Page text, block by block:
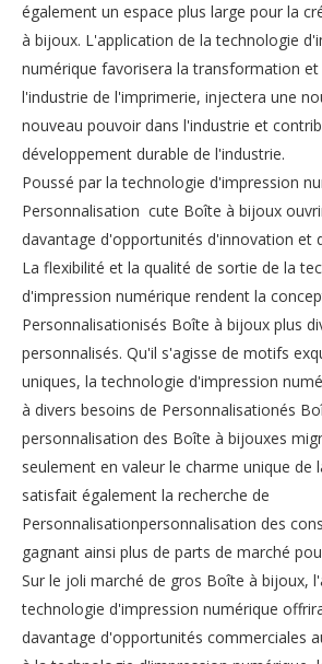
également un espace plus large pour la
à bijoux. L'application de la technologie
numérique favorisera la transformation
l'industrie de l'imprimerie, injectera une
nouveau pouvoir dans l'industrie et
développement durable de l'industrie.
Poussé par la technologie d'impression
Personnalisation cute Boîte à bijoux
davantage d'opportunités d'innovation et
La flexibilité et la qualité de sortie de la
d'impression numérique rendent la
Personnalisationisés Boîte à bijoux plus
personnalisés. Qu'il s'agisse de motifs
uniques, la technologie d'impression
à divers besoins de Personnalisationés
personnalisation des Boîte à bijouxes
seulement en valeur le charme unique de
satisfait également la recherche de
Personnalisationpersonnalisation des
gagnant ainsi plus de parts de marché
Sur le joli marché de gros Boîte à bijoux,
technologie d'impression numérique
davantage d'opportunités commerciales